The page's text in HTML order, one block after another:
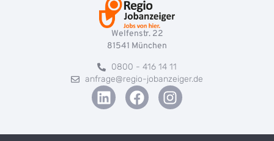
Welfenstr. 22
81541 München
0800 - 416 14 11
anfrage@regio-jobanzeiger.de